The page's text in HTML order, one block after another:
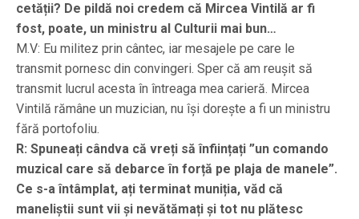
cetății? De pildă noi credem că Mircea Vintilă ar fi
fost, poate, un ministru al Culturii mai bun…
M.V: Eu militez prin cântec, iar mesajele pe care le
transmit pornesc din convingeri. Sper că am reușit să
transmit lucrul acesta în întreaga mea carieră. Mircea
Vintilă rămâne un muzician, nu își dorește a fi un ministru
fără portofoliu.
R: Spuneați cândva că vreți să înființați ”un comando
muzical care să debarce în forță pe plaja de manele”.
Ce s-a întâmplat, ați terminat muniția, văd că
maneliștii sunt vii și nevătămați și tot nu plătesc